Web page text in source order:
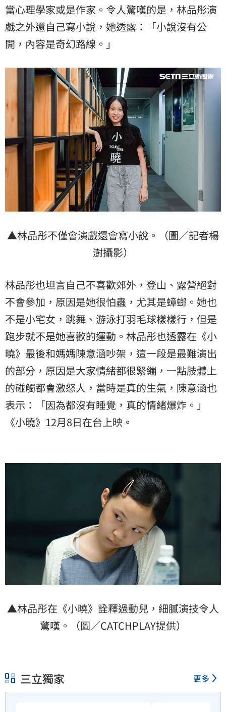
當心理學家或是作家。令人驚嘆的是，林品彤演
戲之外還自己寫小說，她透露：「小說沒有公
開，內容是奇幻路線。」
▲林品彤不僅會演戲還會寫小說。（圖／記者楊
澍攝影）
林品彤也坦言自己不喜歡郊外，登山、露營絕對
不會參加，原因是她很怕蟲，尤其是蟑螂。她也
不是小宅女，跳舞、游泳打羽毛球樣樣行，但是
跑步就不是她喜歡的運動。林品彤也透露在《小
曉》最後和媽媽陳意涵吵架，這一段是最難演出
的部分，原因是大家情緒都很緊繃，一點肢體上
的碰觸都會激怒人，當時是真的生氣，陳意涵也
表示：「因為都沒有睡覺，真的情緒爆炸。」
《小曉》12月8日在台上映。
▲林品彤在《小曉》詮釋過動兒，細膩演技令人
驚嘆。（圖／CATCHPLAY提供）
三立獨家 更多